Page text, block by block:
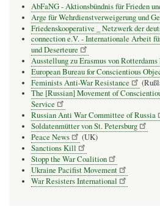
AbFaNG - Aktionsbündnis für Frieden
Arge für Wehrdienstverweigerung und
Friedenskooperative _ Netzwerk der
connection e.V. - Inter­na­tio­nale Arbeit
und Deser­teure
Ausstellung zu Erasmus von
European Bureau for Conscientious
Feminists Anti-War Resistance
The [Russian] Movement of
Service
Russian Anti War Committee of Russia
Soldatenmütter von St. Petersburg
Peace News
(UK)
Sanctions Kill
Stopp the War Coalition
Ukraine Pacifist Movement
War Resisters International